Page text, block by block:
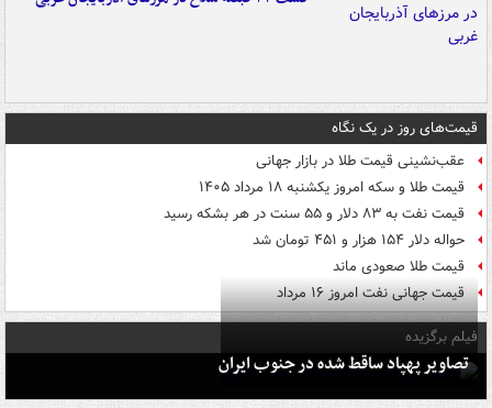
قیمت‌های روز در یک نگاه
عقب‌نشینی قیمت طلا در بازار جهانی
قیمت طلا و سکه امروز یکشنبه ۱۸ مرداد ۱۴۰۵
قیمت نفت به ۸۳ دلار و ۵۵ سنت در هر بشکه رسید
حواله دلار ۱۵۴ هزار و ۴۵۱ تومان شد
قیمت طلا صعودی ماند
قیمت جهانی نفت امروز ۱۶ مرداد
فیلم برگزیده
تصاویر پهپاد ساقط شده در جنوب ایران